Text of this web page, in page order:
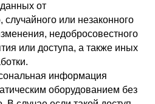
от
случайного или незаконного
недобросовестного
или доступа, а также иных
информация
оборудованием без